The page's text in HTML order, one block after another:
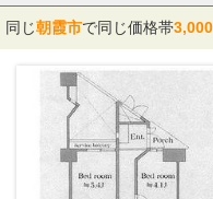
同じ朝霞市で同じ価格帯